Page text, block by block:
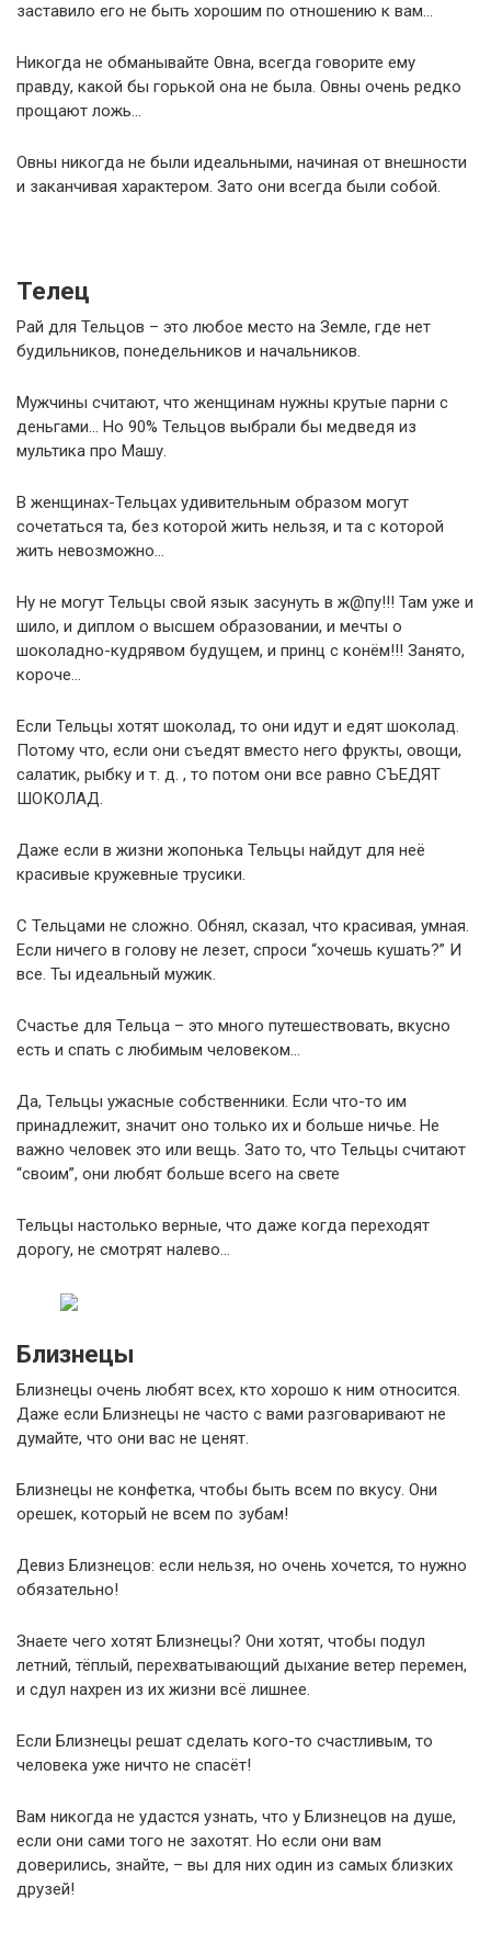
заставило его не быть хорошим по отношению к вам…
Никогда не обманывайте Овна, всегда говорите ему
правду, какой бы горькой она не была. Овны очень редко
прощают ложь…
Овны никогда не были идеальными, начиная от внешности
и заканчивая характером. Зато они всегда были собой.
Телец
Рай для Тельцов – это любое место на Земле, где нет
будильников, понедельников и начальников.
Мужчины считают, что женщинам нужны крутые парни с
деньгами… Но 90% Тельцов выбрали бы медведя из
мультика про Машу.
В женщинах-Тельцах удивительным образом могут
сочетаться та, без которой жить нельзя, и та с которой
жить невозможно…
Ну не могут Тельцы свой язык засунуть в ж@пу!!! Там уже и
шило, и диплом о высшем образовании, и мечты о
шоколадно-кудрявом будущем, и принц с конём!!! Занято,
короче…
Если Тельцы хотят шоколад, то они идут и едят шоколад.
Потому что, если они съедят вместо него фрукты, овощи,
салатик, рыбку и т. д. , то потом они все равно СЪЕДЯТ
ШОКОЛАД.
Даже если в жизни жопонька Тельцы найдут для неё
красивые кружевные трусики.
С Тельцами не сложно. Обнял, сказал, что красивая, умная.
Если ничего в голову не лезет, спроси “хочешь кушать?” И
все. Ты идеальный мужик.
Счастье для Тельца – это много путешествовать, вкусно
есть и спать с любимым человеком…
Да, Тельцы ужасные собственники. Если что-то им
принадлежит, значит оно только их и больше ничье. Не
важно человек это или вещь. Зато то, что Тельцы считают
“своим”, они любят больше всего на свете
Тельцы настолько верные, что даже когда переходят
дорогу, не смотрят налево…
Близнецы
Близнецы очень любят всех, кто хорошо к ним относится.
Даже если Близнецы не часто с вами разговаривают не
думайте, что они вас не ценят.
Близнецы не конфетка, чтобы быть всем по вкусу. Они
орешек, который не всем по зубам!
Девиз Близнецов: если нельзя, но очень хочется, то нужно
обязательно!
Знаете чего хотят Близнецы? Они хотят, чтобы подул
летний, тёплый, перехватывающий дыхание ветер перемен,
и сдул нахрен из их жизни всё лишнее.
Если Близнецы решат сделать кого-то счастливым, то
человека уже ничто не спасёт!
Вам никогда не удастся узнать, что у Близнецов на душе,
если они сами того не захотят. Но если они вам
доверились, знайте, – вы для них один из самых близких
друзей!